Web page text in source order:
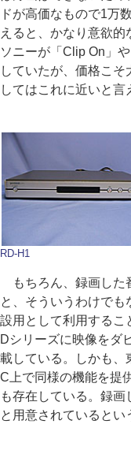
ドが高価なもので1万
えると、かなり意欲的
ソニーが「Clip On」
していたが、価格こ
してはこれに近いと言
RD-H1
もちろん、録画した
と、そういうわけで
設用として利用するこ
Dシリーズに映像をダ
載している。しかも、
C上で同様の機能を提
も存在している。録
と用意されているとい